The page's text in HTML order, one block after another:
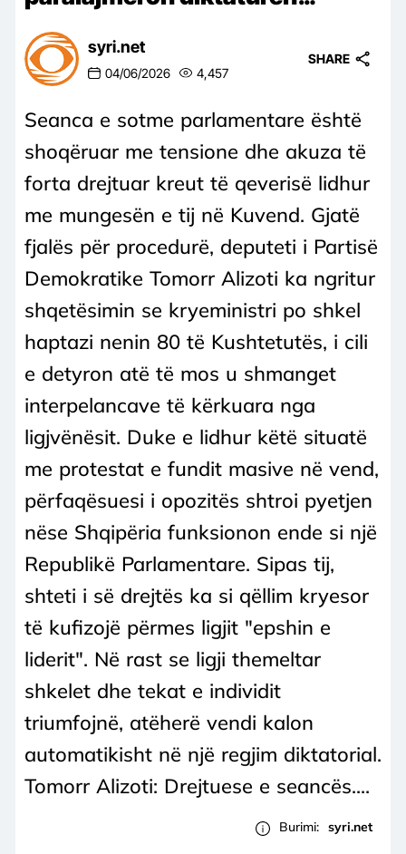
syri.net
04/06/2026 4,457
SHARE
Seanca e sotme parlamentare është
shoqëruar me tensione dhe akuza të
forta drejtuar kreut të qeverisë lidhur
me mungesën e tij në Kuvend. Gjatë
fjalës për procedurë, deputeti i Partisë
Demokratike Tomorr Alizoti ka ngritur
shqetësimin se kryeministri po shkel
haptazi nenin 80 të Kushtetutës, i cili
e detyron atë të mos u shmanget
interpelancave të kërkuara nga
ligjvënësit. Duke e lidhur këtë situatë
me protestat e fundit masive në vend,
përfaqësuesi i opozitës shtroi pyetjen
nëse Shqipëria funksionon ende si një
Republikë Parlamentare. Sipas tij,
shteti i së drejtës ka si qëllim kryesor
të kufizojë përmes ligjit "epshin e
liderit". Në rast se ligji themeltar
shkelet dhe tekat e individit
triumfojnë, atëherë vendi kalon
automatikisht në një regjim diktatorial.
Tomorr Alizoti: Drejtuese e seancës....
Burimi: syri.net